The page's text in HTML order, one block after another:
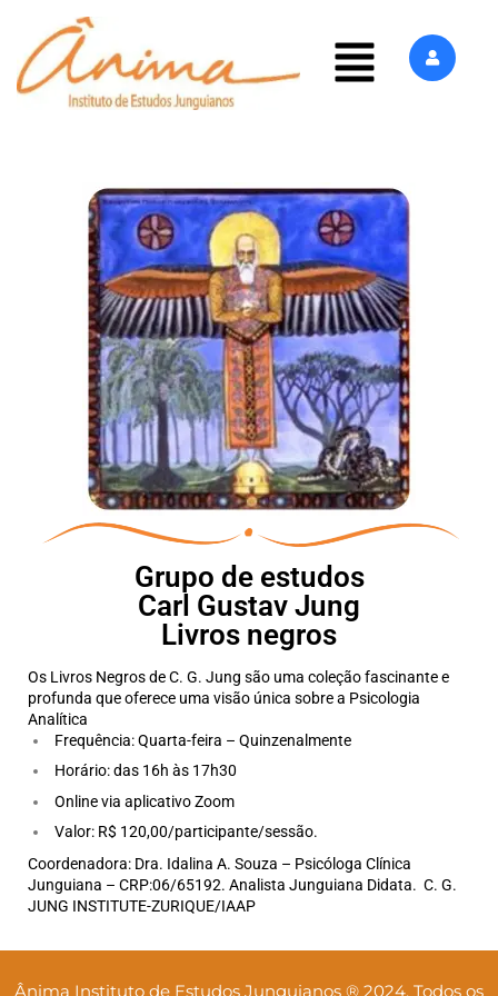
Grupo de estudos
Carl Gustav Jung
Livros negros
Os Livros Negros de C. G. Jung são uma coleção fascinante e
profunda que oferece uma visão única sobre a Psicologia
Analítica
Frequência: Quarta-feira – Quinzenalmente
Horário: das 16h às 17h30
Online via aplicativo Zoom
Valor: R$ 120,00/participante/sessão.
Coordenadora: Dra. Idalina A. Souza – Psicóloga Clínica
Junguiana – CRP:06/65192. Analista Junguiana Didata. C. G.
JUNG INSTITUTE-ZURIQUE/IAAP
Ânima Instituto de Estudos Junguianos ® 2024. Todos os